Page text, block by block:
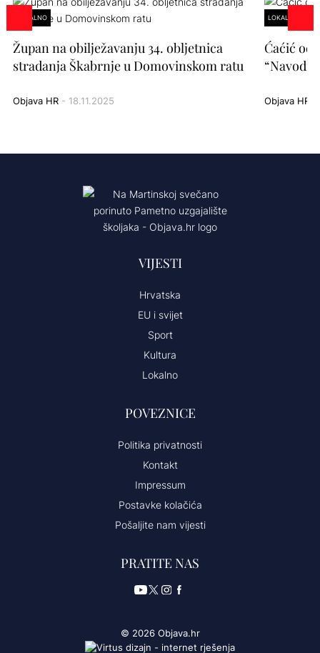
LOKALNO
Župan na obilježavanju 34. obljetnica
stradanja Škabrnje u Domovinskom ratu
Objava HR - 18.11.2025
LOKALNO
Ćaćić
“Navodi
Objava HR
VIJESTI
Hrvatska
EU i svijet
Sport
Kultura
Lokalno
POVEZNICE
Politika privatnosti
Kontakt
Impressum
Postavke kolačića
Pošaljite nam vijesti
PRATITE NAS
© 2026 Objava.hr